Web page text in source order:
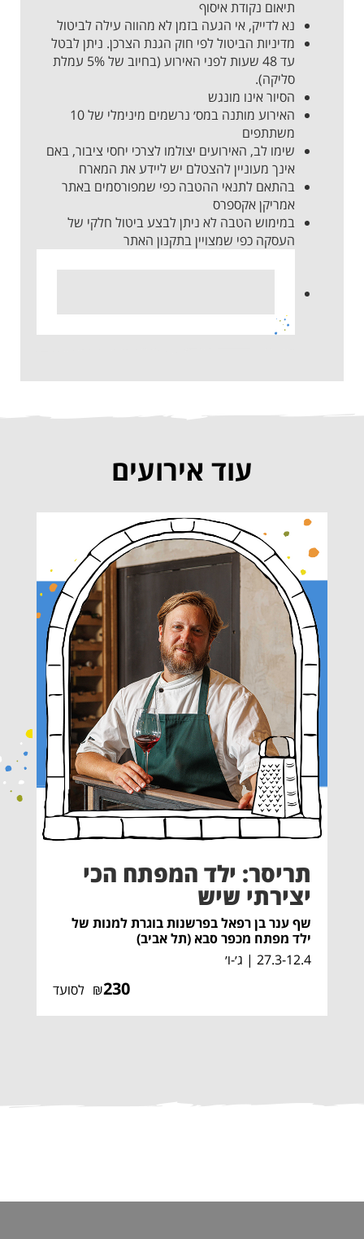
תיאום נקודת איסוף
נא לדייק, אי הגעה בזמן לא מהווה עילה לביטול
מדיניות הביטול לפי חוק הגנת הצרכן. ניתן לבטל
עד 48 שעות לפני האירוע (בחיוב של 5% עמלת
סליקה).
הסיור אינו מונגש
האירוע מותנה במס׳ נרשמים מינימלי של 10
משתתפים
שימו לב, האירועים יצולמו לצרכי יחסי ציבור, באם
אינך מעוניין להצטלם יש ליידע את המארח
בהתאם לתנאי ההטבה כפי שמפורסמים באתר
אמריקן אקספרס
במימוש הטבה לא ניתן לבצע ביטול חלקי של
העסקה כפי שמצויין בתקנון האתר
עוד אירועים
תריסר: ילד המפתח הכי
יצירתי שיש
שף ענר בן רפאל בפרשנות בוגרת למנות של
ילד מפתח מכפר סבא (תל אביב)
27.3-12.4 | ג׳-ו׳
230
₪ לסועד